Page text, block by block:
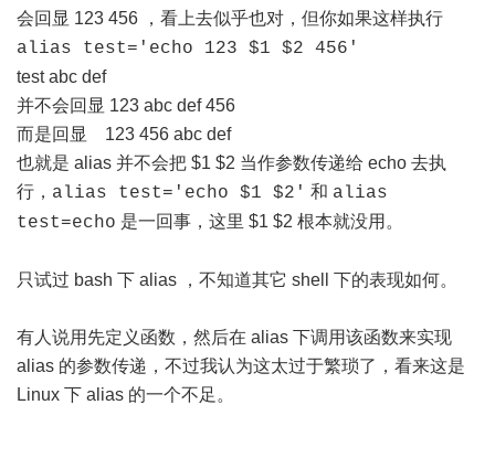
会回显 123 456 ，看上去似乎也对，但你如果这样执行
alias test='echo 123 $1 $2 456'
test abc def
并不会回显 123 abc def 456
而是回显 123 456 abc def
也就是 alias 并不会把 $1 $2 当作参数传递给 echo 去执
行， alias test='echo $1 $2' 和 alias
test=echo 是一回事，这里 $1 $2 根本就没用。
只试过 bash 下 alias ，不知道其它 shell 下的表现如何。
有人说用先定义函数，然后在 alias 下调用该函数来实现
alias 的参数传递，不过我认为这太过于繁琐了，看来这是
Linux 下 alias 的一个不足。